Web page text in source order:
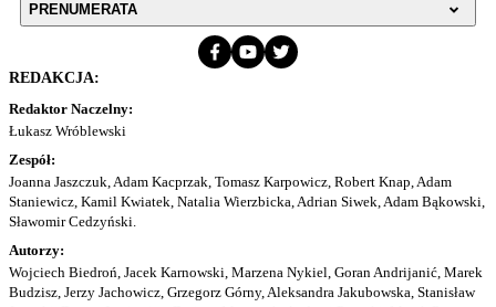
PRENUMERATA
REDAKCJA:
Redaktor Naczelny:
Łukasz Wróblewski
Zespół:
Joanna Jaszczuk, Adam Kacprzak, Tomasz Karpowicz, Robert Knap, Adam
Staniewicz, Kamil Kwiatek, Natalia Wierzbicka, Adrian Siwek, Adam Bąkowski,
Sławomir Cedzyński.
Autorzy:
Wojciech Biedroń, Jacek Karnowski, Marzena Nykiel, Goran Andrijanić, Marek
Budzisz, Jerzy Jachowicz, Grzegorz Górny, Aleksandra Jakubowska, Stanisław